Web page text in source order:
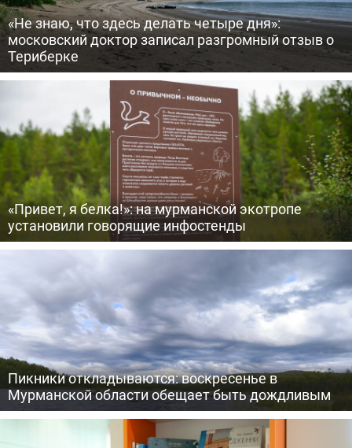
«Не знаю, что здесь делать четыре дня»:
московский доктор записал разгромный отзыв о
Териберке
«Привет, я белка!»: на мурманской экотропе
установили говорящие инфостенды
Пикники откладываются: воскресенье в
Мурманской области обещает быть дождливым